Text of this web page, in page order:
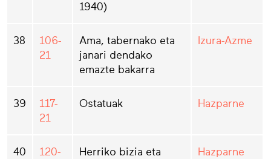
1940)
38
106-
21
Ama, tabernako eta
janari dendako
emazte bakarra
Izura-Azme
39
117-
21
Ostatuak Hazparne
40
120-
Herriko bizia eta
Hazparne